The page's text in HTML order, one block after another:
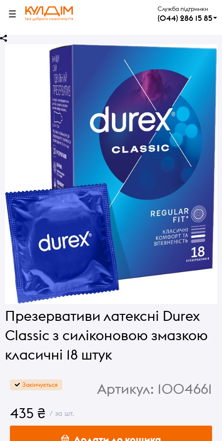
Служба підтримки
(044) 286 15 85
Презервативи латексні Durex
Classic з силіконовою змазкою
класичні 18 штук
Закінчується Артикул: 1004661
435 ₴ / за шт.